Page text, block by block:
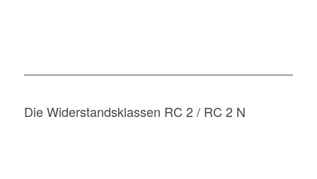
Die Widerstandsklassen RC 2 / RC 2 N